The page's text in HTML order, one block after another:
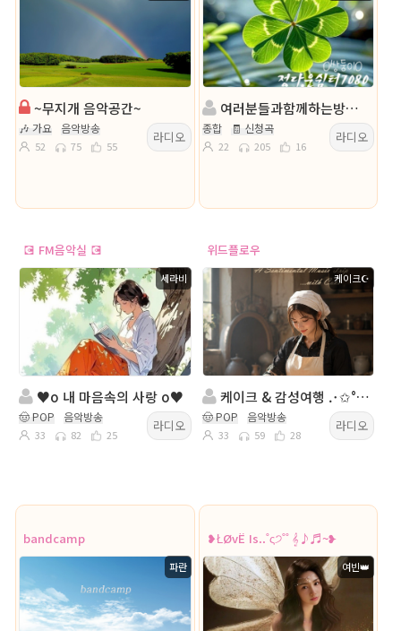
~무지개 음악공간~
🎶 가요 음악방송
52 75 55
라디오
여러분들과함께하는방송 // 정다운쉼터7080
종합 🧾 신청곡
22 205 16
라디오
💽 FM음악실 💽
세라비
♥о 내 마음속의 사랑 о♥
🤠 POP 음악방송
33 82 25
라디오
위드플로우
케이크☪︎
케이크 & 감성여행 .･✩°｡⋆
🤠 POP 음악방송
33 59 28
라디오
bandcamp
파란
❥ŁØvЁ Is..˚ς੭˚˚ 𝄞♪♬~❥
여빈👑